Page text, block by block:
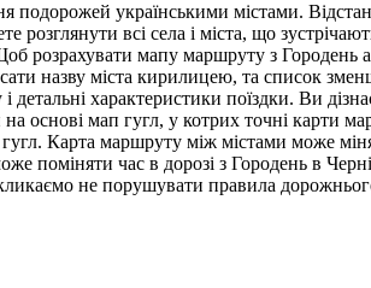
українськими містами.
всі села і міста, що
розрахувати мапу маршруту з Городень
назву міста кирилицею, та список
характеристики поїздки. Ви
основі мап гугл, у котрих точні карти
Карта маршруту між містами може
поміняти час в дорозі з Городень в
не порушувати правила